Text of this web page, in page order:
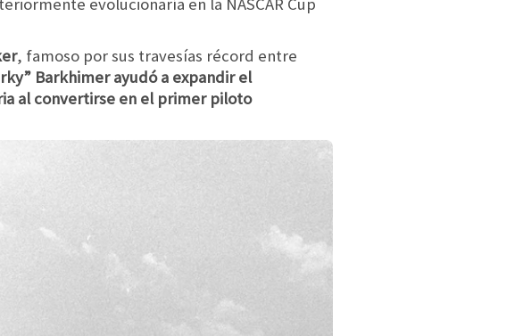
evolucionaría en la NASCAR Cup
, famoso por sus travesías récord entre
Barkhimer ayudó a expandir el
al convertirse en el primer piloto